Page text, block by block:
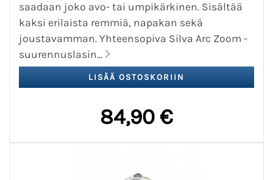
saadaan joko avo- tai umpikärkinen. Sisältää
kaksi erilaista remmiä, napakan sekä
joustavamman. Yhteensopiva Silva Arc Zoom -
suurennuslasin...
84,90 €